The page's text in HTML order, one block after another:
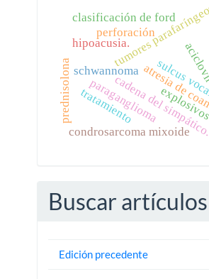
schwannoma
paraganglioma
tumores
cadena delatresia de
condrosarcoma mixoide
perforación
hipoacusia.
sulcus
clasificación de ford
tratamiento
prednisolona
Buscar artículos
Edición precedente